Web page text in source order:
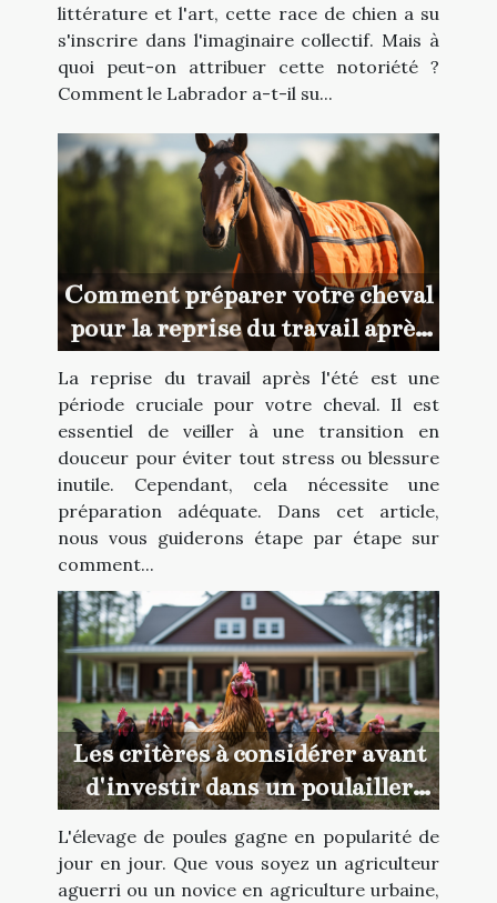
littérature et l'art, cette race de chien a su
s'inscrire dans l'imaginaire collectif. Mais à
quoi peut-on attribuer cette notoriété ?
Comment le Labrador a-t-il su...
Comment préparer votre cheval
pour la reprise du travail après
La reprise du travail après l'été est une
période cruciale pour votre cheval. Il est
essentiel de veiller à une transition en
douceur pour éviter tout stress ou blessure
inutile. Cependant, cela nécessite une
préparation adéquate. Dans cet article,
nous vous guiderons étape par étape sur
comment...
Les critères à considérer avant
d'investir dans un poulailler
XXL
L'élevage de poules gagne en popularité de
jour en jour. Que vous soyez un agriculteur
aguerri ou un novice en agriculture urbaine,